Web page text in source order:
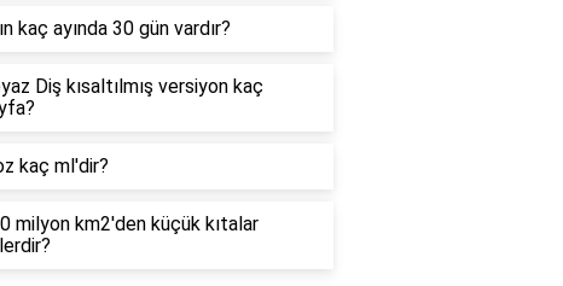
kaç ayında 30 gün vardır?
Diş kısaltılmış versiyon kaç
kaç ml'dir?
milyon km2'den küçük kıtalar